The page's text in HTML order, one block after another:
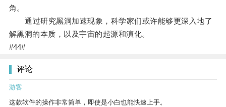
角。
通过研究黑洞加速现象，科学家们或许能够更深入地了
解黑洞的本质，以及宇宙的起源和演化。
#44#
评论
游客
这款软件的操作非常简单，即使是小白也能快速上手。